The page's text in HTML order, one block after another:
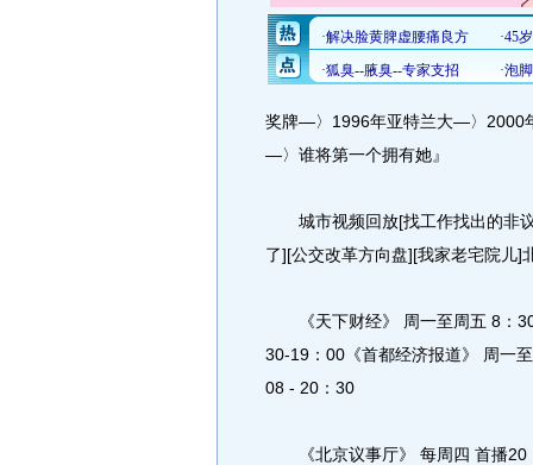
奖牌—〉1996年亚特兰大—〉2000
—〉谁将第一个拥有她』
城市视频回放[找工作找出的非议
了][公交改革方向盘][我家老宅院儿
《天下财经》 周一至周五 8：30
30-19：00《首都经济报道》 周一
08 - 20：30
《北京议事厅》 每周四 首播20